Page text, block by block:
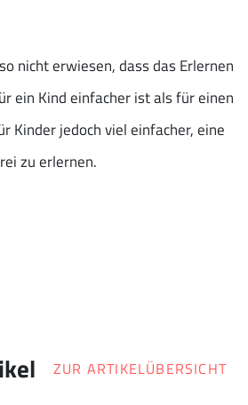
nicht erwiesen, dass das Erlernen
ein Kind einfacher ist als für einen
Kinder jedoch viel einfacher, eine
zu erlernen.
ZUR ARTIKELÜBERSICHT